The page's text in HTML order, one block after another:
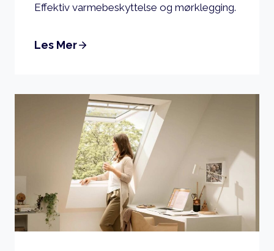
Effektiv varmebeskyttelse og mørklegging.
Les Mer